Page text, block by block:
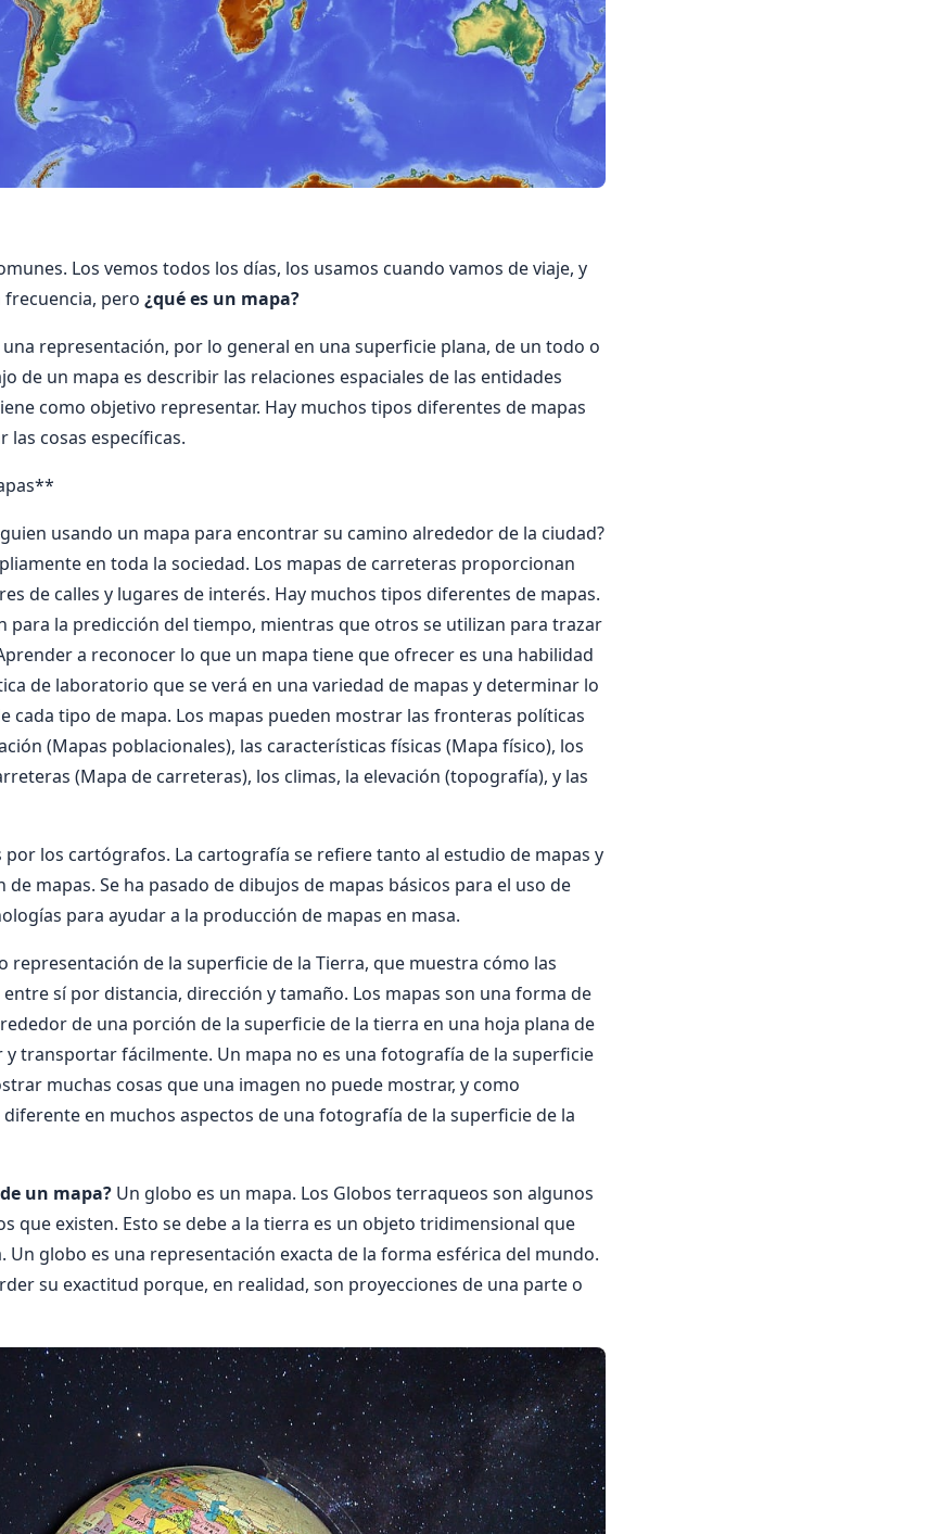
Los vemos todos los días, los usamos cuando vamos de viaje, y
pero ¿qué es un mapa?
representación, por lo general en una superficie plana, de un todo o
de un mapa es describir las relaciones espaciales de las entidades
como objetivo representar. Hay muchos tipos diferentes de mapas
cosas específicas.
usando un mapa para encontrar su camino alrededor de la ciudad?
en toda la sociedad. Los mapas de carreteras proporcionan
de calles y lugares de interés. Hay muchos tipos diferentes de mapas.
para la predicción del tiempo, mientras que otros se utilizan para trazar
a reconocer lo que un mapa tiene que ofrecer es una habilidad
de laboratorio que se verá en una variedad de mapas y determinar lo
cada tipo de mapa. Los mapas pueden mostrar las fronteras políticas
(Mapas poblacionales), las características físicas (Mapa físico), los
(Mapa de carreteras), los climas, la elevación (topografía), y las
por los cartógrafos. La cartografía se refiere tanto al estudio de mapas y
mapas. Se ha pasado de dibujos de mapas básicos para el uso de
para ayudar a la producción de mapas en masa.
representación de la superficie de la Tierra, que muestra cómo las
sí por distancia, dirección y tamaño. Los mapas son una forma de
de una porción de la superficie de la tierra en una hoja plana de
y transportar fácilmente. Un mapa no es una fotografía de la superficie
muchas cosas que una imagen no puede mostrar, y como
en muchos aspectos de una fotografía de la superficie de la
un mapa? Un globo es un mapa. Los Globos terraqueos son algunos
que existen. Esto se debe a la tierra es un objeto tridimensional que
Un globo es una representación exacta de la forma esférica del mundo.
su exactitud porque, en realidad, son proyecciones de una parte o